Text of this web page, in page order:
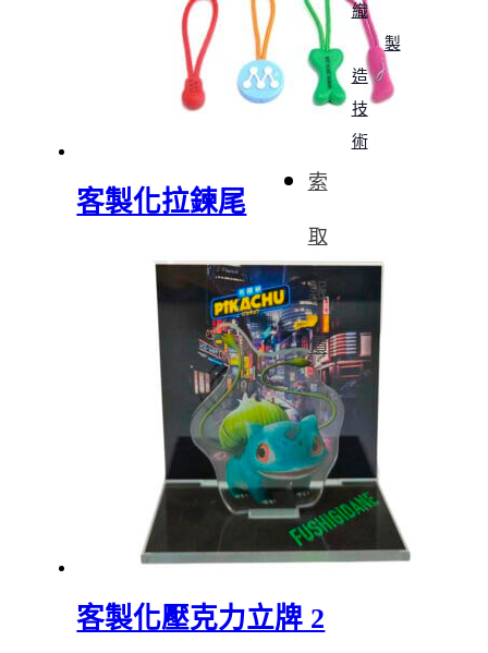
織
製
造
技
術
索
取
報
價
客製化拉鍊尾
客製化壓克力立牌 2